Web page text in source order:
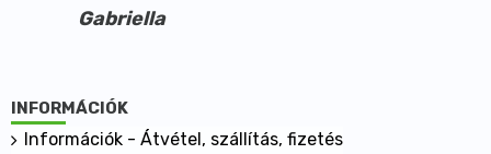
Glicerin
Naponta 1 kapszula folyadékkal lenyelve
Kiszerelés:
Gabriella
INFORMÁCIÓK
Információk - Átvétel, szállítás, fizetés